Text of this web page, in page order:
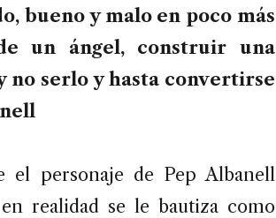
bueno y malo en poco más
un ángel, construir una
no serlo y hasta convertirse
el personaje de Pep Albanell
realidad se le bautiza como